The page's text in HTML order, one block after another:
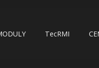
TecRMI